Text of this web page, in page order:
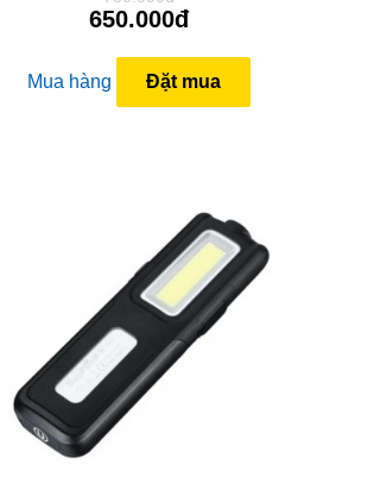
650.000đ
Mua hàng Đặt mua